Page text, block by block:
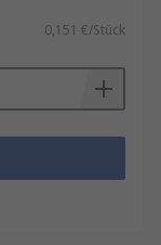
0,151 €/Stück